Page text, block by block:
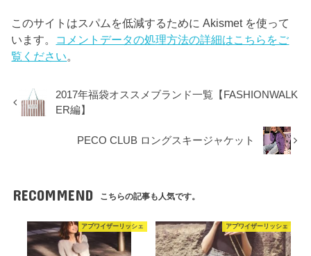
このサイトはスパムを低減するために Akismet を使って
います。 コメントデータの処理方法の詳細はこちらをご
覧ください。
2017年福袋オススメブランド一覧【FASHIONWALK
ER編】
PECO CLUB ロングスキージャケット
RECOMMEND こちらの記事も人気です。
アプワイザーリッシェ アプワイザーリッシェ